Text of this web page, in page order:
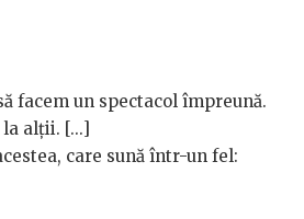
facem un spectacol împreună.
alții. [...]
care sună într-un fel: